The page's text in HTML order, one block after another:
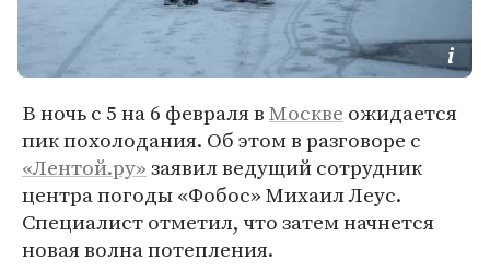
В ночь с 5 на 6 февраля вМоскве ожидается
пик похолодания. Об этом в разговоре с
«Лентой.ру»заявил ведущий сотрудник
центра погоды «Фобос» Михаил Леус.
Специалист отметил, что затем начнется
новая волна потепления.